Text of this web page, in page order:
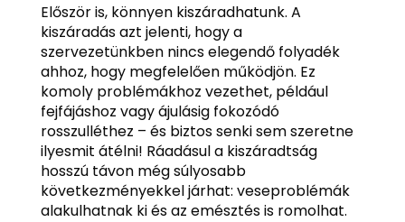
Először is, könnyen kiszáradhatunk. A
kiszáradás azt jelenti, hogy a
szervezetünkben nincs elegendő folyadék
ahhoz, hogy megfelelően működjön. Ez
komoly problémákhoz vezethet, például
fejfájáshoz vagy ájulásig fokozódó
rosszulléthez – és biztos senki sem szeretne
ilyesmit átélni! Ráadásul a kiszáradtság
hosszú távon még súlyosabb
következményekkel járhat: veseproblémák
alakulhatnak ki és az emésztés is romolhat.